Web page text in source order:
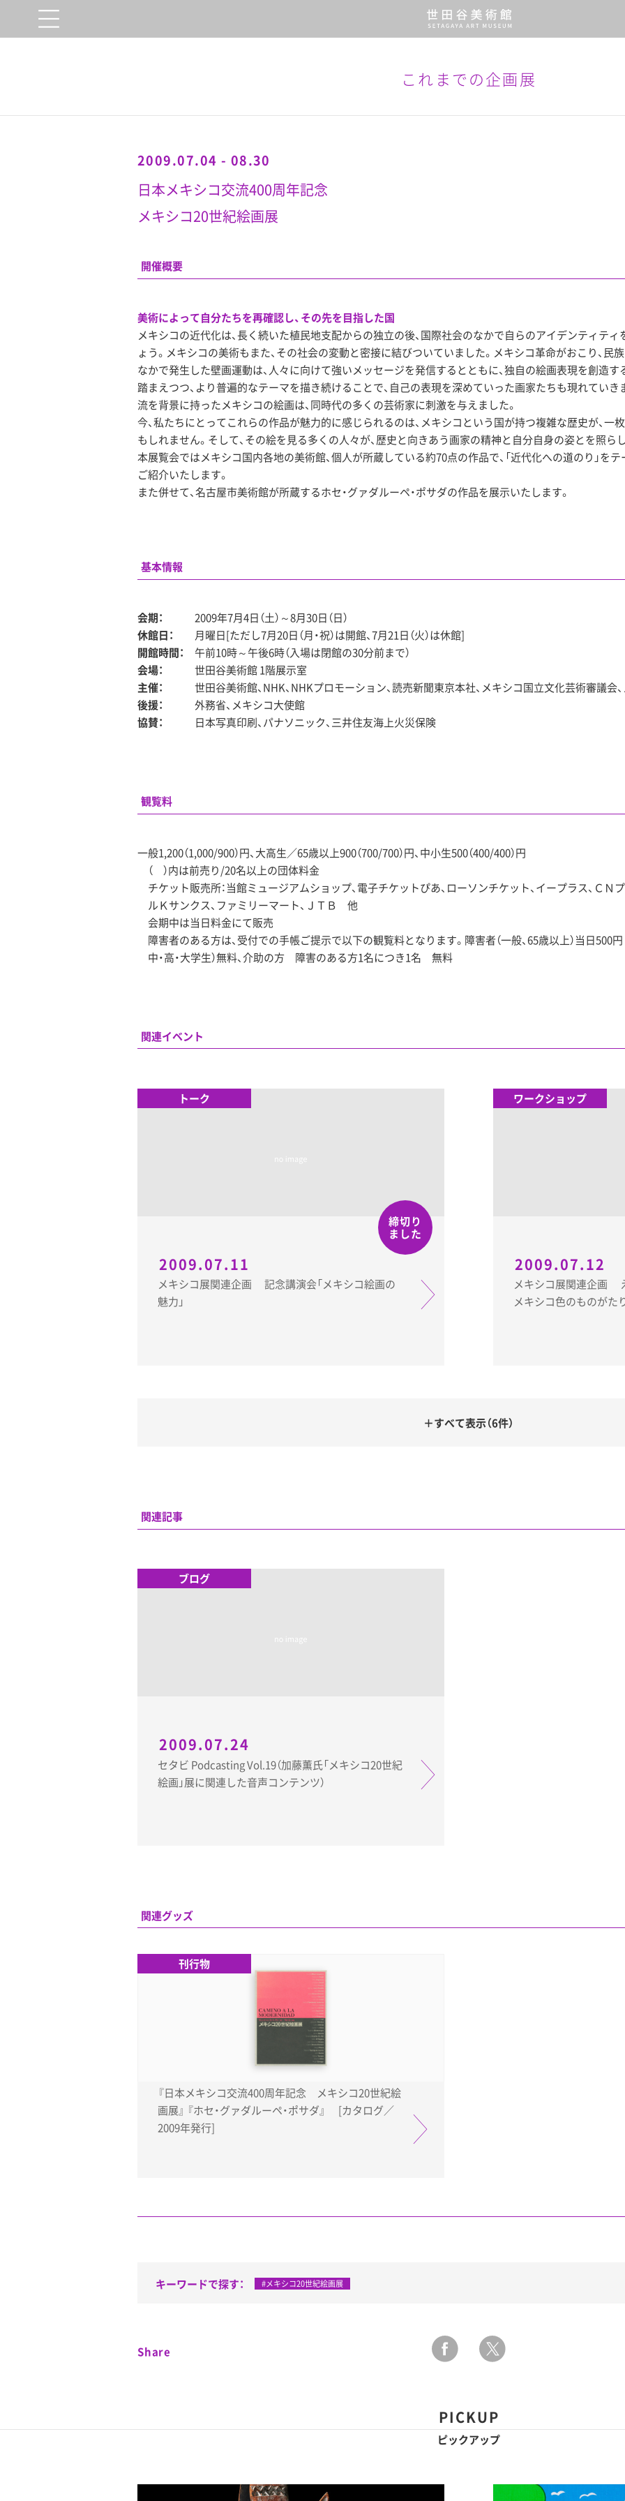
これまでの企画展
2009.07.04 - 08.30
日本メキシコ交流400周年記念
メキシコ20世紀絵画展
開催概要
美術によって自分たちを再確認し、その先を目指した国
メキシコの近代化は、長く続いた植民地支配からの独立の後、国際社会のなかで自らのアイデンティテ
ょう。メキシコの美術もまた、その社会の変動と密接に結びついていました。メキシコ革命がおこり、民
なかで発生した壁画運動は、人々に向けて強いメッセージを発信するとともに、独自の絵画表現を創造
踏まえつつ、より普遍的なテーマを描き続けることで、自己の表現を深めていった画家たちも現れてい
流を背景に持ったメキシコの絵画は、同時代の多くの芸術家に刺激を与えました。
今、私たちにとってこれらの作品が魅力的に感じられるのは、メキシコという国が持つ複雑な歴史が、一
もしれません。そして、その絵を見る多くの人々が、歴史と向きあう画家の精神と自分自身の姿とを照ら
本展覧会ではメキシコ国内各地の美術館、個人が所蔵している約70点の作品で、「近代化への道のり」を
ご紹介いたします。
また併せて、名古屋市美術館が所蔵するホセ・グァダルーペ・ポサダの作品を展示いたします。
基本情報
会期：
2009年7月4日（土）～8月30日（日）
休館日：
月曜日[ただし7月20日（月・祝）は開館、7月21日（火）は休館]
開館時間：
午前10時～午後6時（入場は閉館の30分前まで）
会場：
世田谷美術館 1階展示室
主催：
世田谷美術館、NHK、NHKプロモーション、読売新聞東京本社、メキシコ国立文化芸術審議会
後援：
外務省、メキシコ大使館
協賛：
日本写真印刷、パナソニック、三井住友海上火災保険
観覧料
一般1,200（1,000/900）円、大高生／65歳以上900（700/700）円、中小生500（400/400）円
（ ）内は前売り/20名以上の団体料金
チケット販売所：当館ミュージアムショップ、電子チケットぴあ、ローソンチケット、イープラス、ＣＮ
ルＫサンクス、ファミリーマート、ＪＴＢ 他
会期中は当日料金にて販売
障害者のある方は、受付での手帳ご提示で以下の観覧料となります。障害者（一般、65歳以上）当日500円
中・高・大学生）無料、介助の方 障害のある方1名につき1名 無料
関連イベント
トーク
締切り
ました
2009.07.11
メキシコ展関連企画 記念講演会「メキシコ絵画の
魅力」
ワークショップ
2009.07.12
メキシコ展関連企画 えのぐ遊びワークショップ～
メキシコ色のものがた
＋すべて表示（6件）
関連記事
ブログ
2009.07.24
セタビ Podcasting Vol.19（加藤薫氏「メキシコ20世紀
絵画」展に関連した音声コンテンツ）
関連グッズ
刊行物
『日本メキシコ交流400周年記念 メキシコ20世紀絵
画展』 『ホセ・グァダルーペ・ポサダ』 [カタログ／
2009年発行]
キーワードで探す： #メキシコ20世紀絵画展
Share
PICKUP
ピックアップ